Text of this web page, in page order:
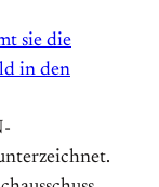
sie die
in den